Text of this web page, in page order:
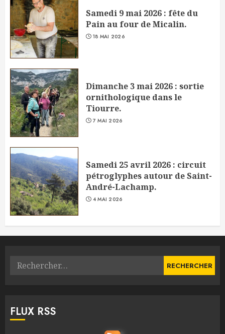
Samedi 9 mai 2026 : fête du
Pain au four de Micalin.
18 MAI 2026
Dimanche 3 mai 2026 : sortie
ornithologique dans le
Tiourre.
7 MAI 2026
Samedi 25 avril 2026 : circuit
pétroglyphes autour de Saint-
André-Lachamp.
4 MAI 2026
Rechercher :
FLUX RSS